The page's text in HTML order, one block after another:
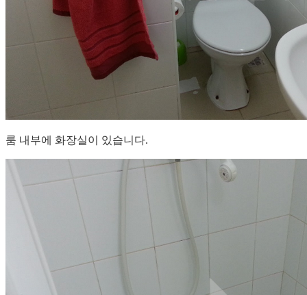
룸 내부에 화장실이 있습니다.